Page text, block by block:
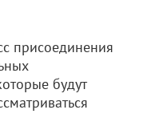
присоединения
будут